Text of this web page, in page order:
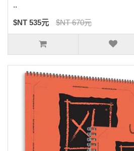
..
$NT 535元 $NT 670元